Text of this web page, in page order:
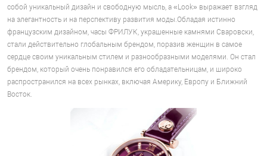
собой уникальный дизайн и свободную мысль, а «Look» выражает взгляд
на элегантность и на перспективу развития моды.Обладая истинно
французским дизайном, часы ФРИЛУК, украшенные камнями Сваровски,
стали действительно глобальным брендом, поразив женщин в самое
сердце своим уникальным стилем и разнообразными моделями. Он стал
брендом, который очень понравился его обладательницам, и широко
распространился на всех рынках, включая Америку, Европу и Ближний
Восток.